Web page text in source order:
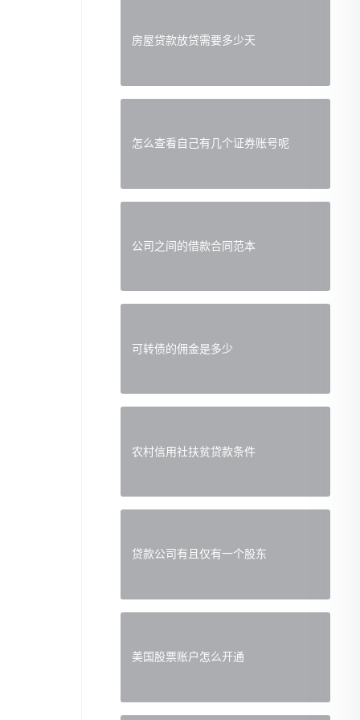
房屋贷款放贷需要多少天
怎么查看自己有几个证券账号呢
公司之间的借款合同范本
可转债的佣金是多少
农村信用社扶贫贷款条件
贷款公司有且仅有一个股东
美国股票账户怎么开通